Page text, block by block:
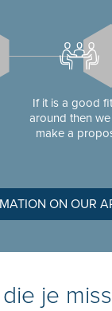
If it is a good
around then
make a
ON OUR
je